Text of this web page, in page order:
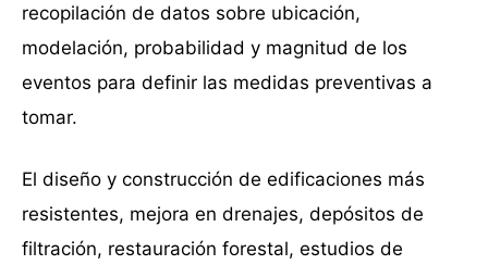
recopilación de datos sobre ubicación,
modelación, probabilidad y magnitud de los
eventos para definir las medidas preventivas a
tomar.
El diseño y construcción de edificaciones más
resistentes, mejora en drenajes, depósitos de
filtración, restauración forestal, estudios de